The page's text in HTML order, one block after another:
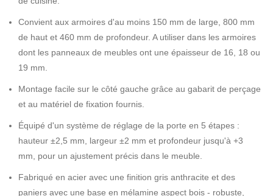
Convient aux armoires d'au moins 150 mm de large, 800 mm
de haut et 460 mm de profondeur. A utiliser dans les armoires
dont les panneaux de meubles ont une épaisseur de 16, 18 ou
19 mm.
Montage facile sur le côté gauche grâce au gabarit de perçage
et au matériel de fixation fournis.
Équipé d'un système de réglage de la porte en 5 étapes :
hauteur ±2,5 mm, largeur ±2 mm et profondeur jusqu'à +3
mm, pour un ajustement précis dans le meuble.
Fabriqué en acier avec une finition gris anthracite et des
paniers avec une base en mélamine aspect bois - robuste,